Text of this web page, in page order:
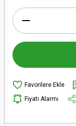
Fiyatı Alarmı